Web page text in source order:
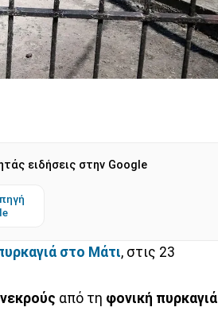
ειδήσεις στην Google
στο Μάτι, στις 23
από τη φονική πυρκαγιά